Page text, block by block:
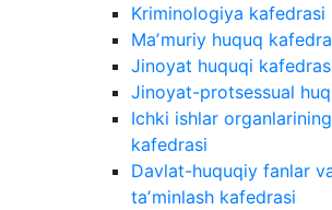
Kriminologiya kafedrasi
Maʼmuriy huquq
Jinoyat huquqi
Jinoyat-protsessual
Ichki ishlar
kafedrasi
Davlat-huquqiy fanlar
taʼminlash kafedrasi